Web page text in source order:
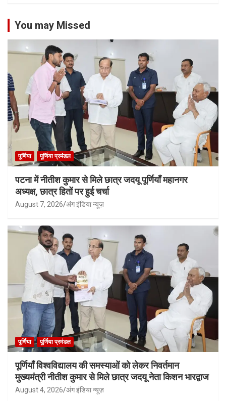
You may Missed
पूर्णिया पूर्णिया प्रमंडल
पटना में नीतीश कुमार से मिले छात्र जदयू पूर्णियाँ महानगर
अध्यक्ष, छात्र हितों पर हुई चर्चा
August 7, 2026 अंग इंडिया न्यूज़
पूर्णिया पूर्णिया प्रमंडल
पूर्णियाँ विश्वविद्यालय की समस्याओं को लेकर निवर्तमान
मुख्यमंत्री नीतीश कुमार से मिले छात्र जदयू नेता किशन भारद्वाज
August 4, 2026 अंग इंडिया न्यूज़